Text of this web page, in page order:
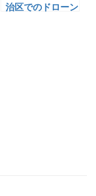
治区でのドローン